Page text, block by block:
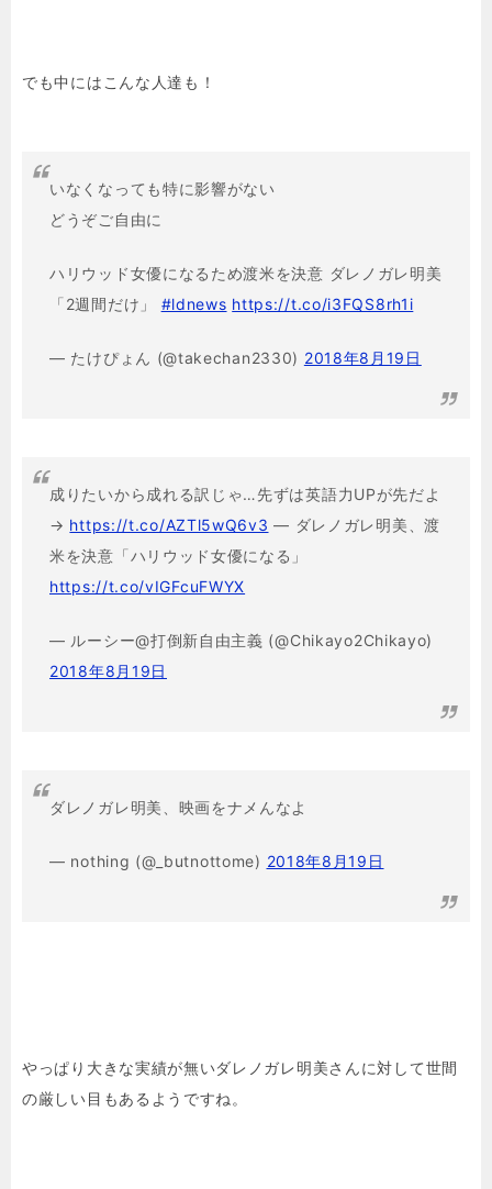
でも中にはこんな人達も！
いなくなっても特に影響がない
どうぞご自由に
ハリウッド女優になるため渡米を決意 ダレノガレ明美
「2週間だけ」 #ldnews https://t.co/i3FQS8rh1i
— たけぴょん (@takechan2330) 2018年8月19日
成りたいから成れる訳じゃ…先ずは英語力UPが先だよ
→ https://t.co/AZTl5wQ6v3 — ダレノガレ明美、渡
米を決意「ハリウッド女優になる」
https://t.co/vIGFcuFWYX
— ルーシー@打倒新自由主義 (@Chikayo2Chikayo)
2018年8月19日
ダレノガレ明美、映画をナメんなよ
— nothing (@_butnottome) 2018年8月19日
やっぱり大きな実績が無いダレノガレ明美さんに対して世間
の厳しい目もあるようですね。